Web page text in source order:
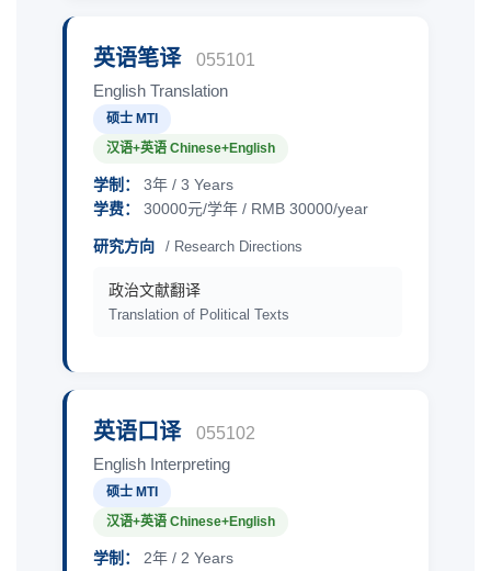
英语笔译
055101
English Translation
硕士 MTI
汉语+英语 Chinese+English
学制：
3年 / 3 Years
学费：
30000元/学年 / RMB 30000/year
研究方向 / Research Directions
政治文献翻译
Translation of Political Texts
英语口译
055102
English Interpreting
硕士 MTI
汉语+英语 Chinese+English
学制：
2年 / 2 Years